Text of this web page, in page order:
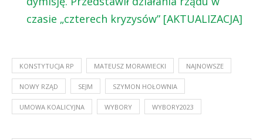
czasie „czterech kryzysów” [AKTUALIZACJA]
KONSTYTUCJA RP MATEUSZ MORAWIECKI NAJNOWSZE
NOWY RZĄD SEJM SZYMON HOŁOWNIA
UMOWA KOALICYJNA WYBORY WYBORY2023